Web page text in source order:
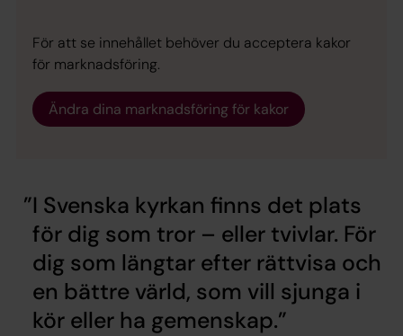
För att se innehållet behöver du acceptera kakor
för marknadsföring.
Ändra dina marknadsföring för kakor
I Svenska kyrkan finns det plats
för dig som tror – eller tvivlar. För
dig som längtar efter rättvisa och
en bättre värld, som vill sjunga i
kör eller ha gemenskap.